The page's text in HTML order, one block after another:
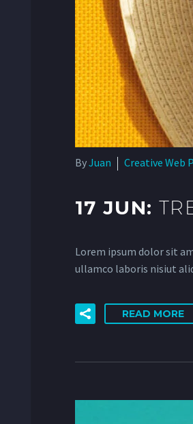
ByJuan Creative Web
17 JUN:
Lorem ipsum dolor sit
ullamco laboris nisiut
READ MORE